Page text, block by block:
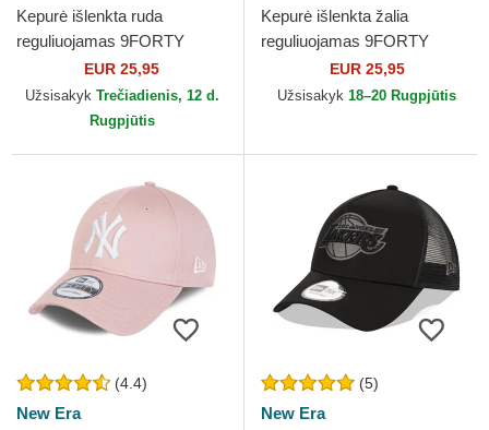
Kepurė išlenkta ruda
reguliuojamas 9FORTY
League Essential New York
Yankees MLB New Era
EUR 25,95
Užsisakyk Trečiadienis, 12 d.
Rugpjūtis
Kepurė išlenkta žalia
reguliuojamas 9FORTY
League Essential Los
Angeles Dodgers MLB New
EUR 25,95
Užsisakyk 18–20 Rugpjūtis
(4.4)
New Era
(5)
New Era